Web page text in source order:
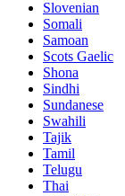
Slovenian
Somali
Samoan
Scots Gaelic
Shona
Sindhi
Sundanese
Swahili
Tajik
Tamil
Telugu
Thai